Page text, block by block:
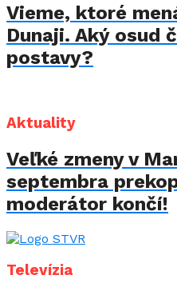
Vieme, ktoré
Dunaji. Aký osud
postavy?
Aktuality
Veľké zmeny v
septembra
moderátor končí!
Televízia